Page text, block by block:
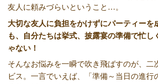
友人に頼みづらいということ…。
大切な友人に負担をかけずにパーティーを
も、自分たちは挙式、披露宴の準備で忙し
ゃない！
そんなお悩みを一瞬で吹き飛ばすのが、二
ビス。一言でいえば、「準備～当日の進行